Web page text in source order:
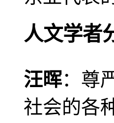
人文学者
汪晖：尊
社会的各